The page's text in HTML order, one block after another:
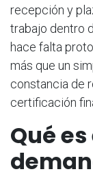
recepción y
trabajo dentro
hace falta
más que un
constancia de
certificación
Qué